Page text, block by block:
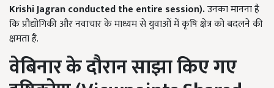
Krishi Jagran conducted the entire session).उनका मानना है
कि प्रौद्योगिकी और नवाचार के माध्यम से युवाओं में कृषि क्षेत्र को बदलने की
क्षमता है.
वेबिनार के दौरान साझा किए गए